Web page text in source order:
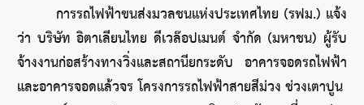
การรถไฟฟ้าขนส่งมวลชนแห่งประเทศไทย (รฟม.) แจ้ง
ว่า บริษัท อิตาเลียนไทย ดีเวล๊อปเมนต์ จำกัด (มหาชน) ผู้รับ
จ้างงานก่อสร้างทางวิ่งและสถานียกระดับ อาคารจอดรถไฟฟ้า
และอาคารจอดแล้วจร โครงการรถไฟฟ้าสายสีม่วง ช่วงเตาปูน